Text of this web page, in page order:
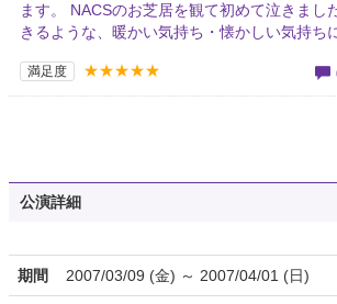
ます。 NACSのお芝居を観て初めて泣きまし
きるような、暖かい気持ち・懐かしい気持ち
満足度 ★★★★★
公演詳細
期間 2007/03/09 (金) ～ 2007/04/01 (日)